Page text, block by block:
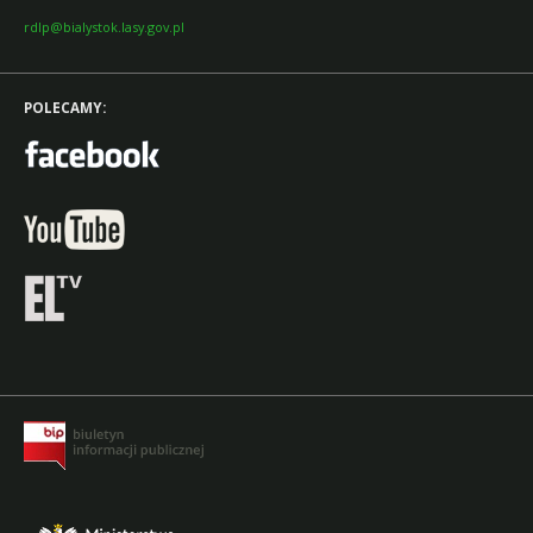
rdlp@bialystok.lasy.gov.pl
POLECAMY: